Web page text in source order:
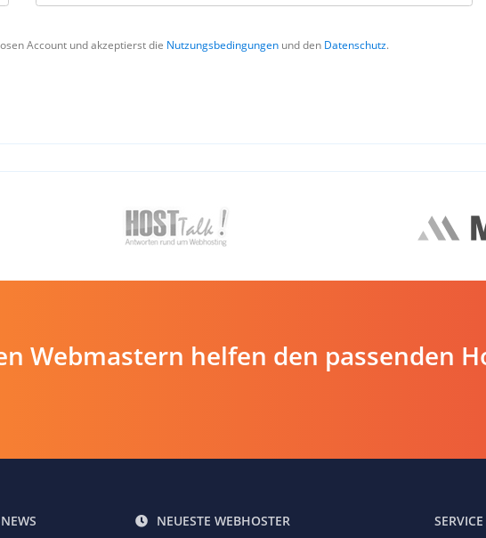
Account und akzeptierst die Nutzungsbedingungen und den Datenschutz.
Webmastern helfen den passenden
NEUESTE WEBHOSTER SERVICE